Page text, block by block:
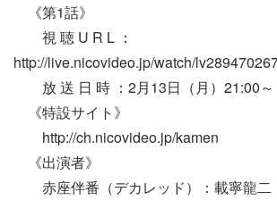
《第1話》
視 聴 U R L ：
http://live.nicovideo.jp/watch/
放 送 日 時 ：2月13日（月）21:00～
《特設サイト》
http://ch.nicovideo.jp/kamen
《出演者》
赤座伴番（デカレッド）：載寧龍二